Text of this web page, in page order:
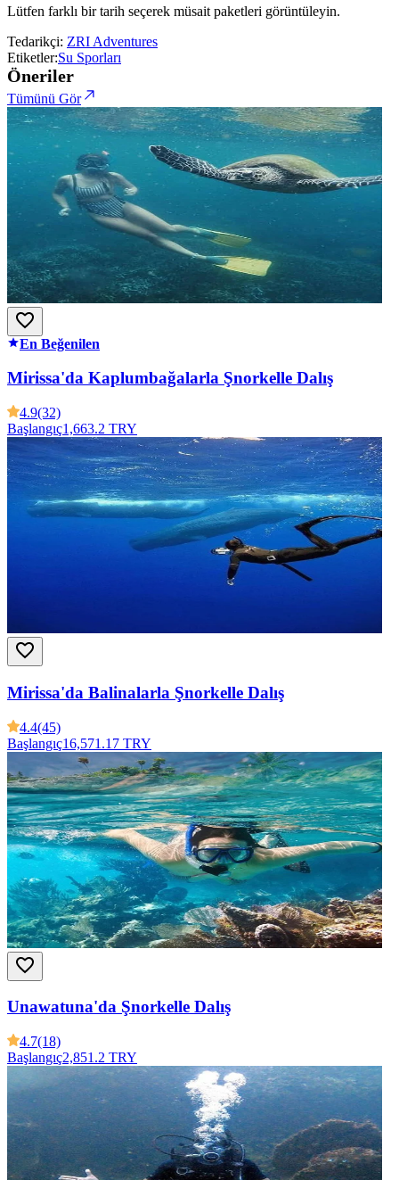
Lütfen farklı bir tarih seçerek müsait paketleri görüntüleyin.
Tedarikçi: ZRI Adventures
Etiketler:Su Sporları
Öneriler
Tümünü Gör
En Beğenilen
Mirissa'da Kaplumbağalarla Şnorkelle Dalış
4.9(32)
Başlangıç1,663.2 TRY
Mirissa'da Balinalarla Şnorkelle Dalış
4.4(45)
Başlangıç16,571.17 TRY
Unawatuna'da Şnorkelle Dalış
4.7(18)
Başlangıç2,851.2 TRY